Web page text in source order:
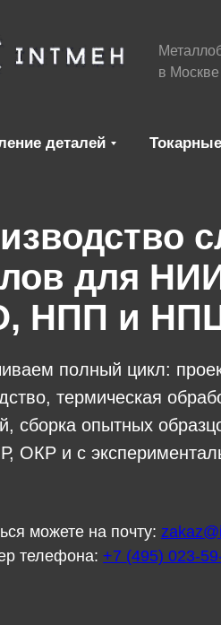
в Москве
Москве
деталей
можете на почту:
телефона: +7 (495) 023-
полный цикл:
термическая
сборка опытных
ОКР и с
для
НПП и